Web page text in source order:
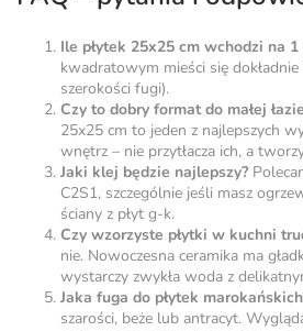
Ile płytek 25x25 cm wchodzi na 1
kwadratowym mieści się
szerokości fugi).
Czy to dobry format do małej
25x25 cm to jeden z najlepszych
wnętrz – nie przytłacza ich, a
Jaki klej będzie najlepszy?
C2S1, szczególnie jeśli masz
ściany z płyt g-k.
Czy wzorzyste płytki w kuchni
nie. Nowoczesna ceramika ma
wystarczy zwykła woda z
Jaka fuga do płytek
szarości, beże lub antracyt.